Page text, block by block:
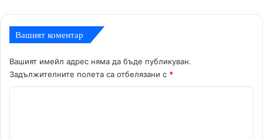
Вашият коментар
Вашият имейл адрес няма да бъде публикуван.
Задължителните полета са отбелязани с *